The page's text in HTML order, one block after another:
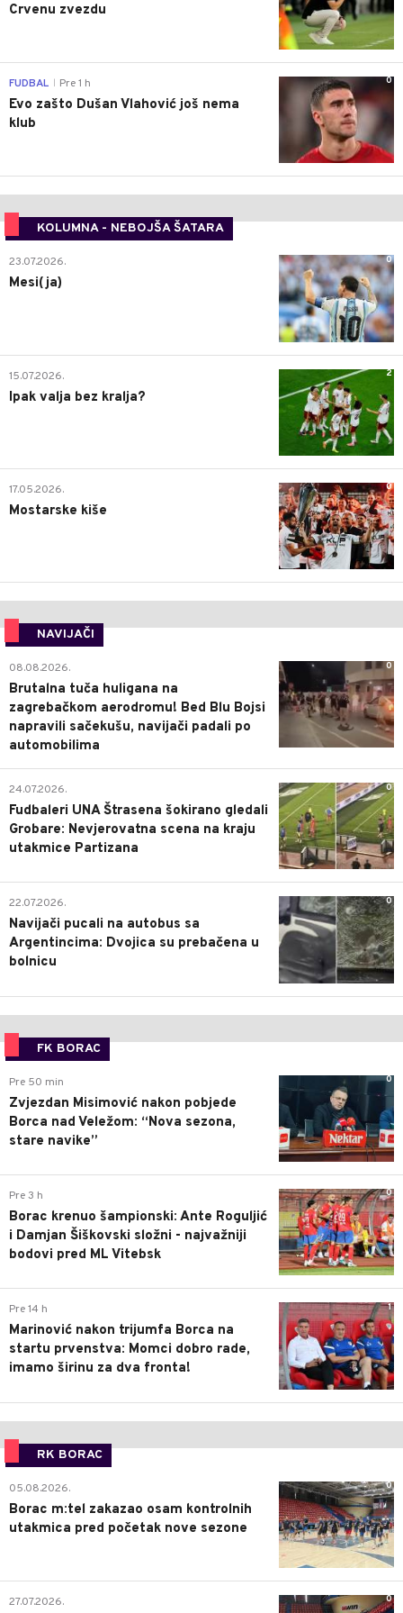
Crvenu zvezdu
0
FUDBAL Pre 1 h
Evo zašto Dušan Vlahović još nema
klub
KOLUMNA - NEBOJŠA ŠATARA
0
23.07.2026.
Mesi(ja)
2
15.07.2026.
Ipak valja bez kralja?
0
17.05.2026.
Mostarske kiše
NAVIJAČI
0
08.08.2026.
Brutalna tuča huligana na
zagrebačkom aerodromu! Bed Blu Bojsi
napravili sačekušu, navijači padali po
automobilima
0
24.07.2026.
Fudbaleri UNA Štrasena šokirano gledali
Grobare: Nevjerovatna scena na kraju
utakmice Partizana
0
22.07.2026.
Navijači pucali na autobus sa
Argentincima: Dvojica su prebačena u
bolnicu
FK BORAC
0
Pre 50 min
Zvjezdan Misimović nakon pobjede
Borca nad Veležom: “Nova sezona,
stare navike”
0
Pre 3 h
Borac krenuo šampionski: Ante Roguljić
i Damjan Šiškovski složni - najvažniji
bodovi pred ML Vitebsk
1
Pre 14 h
Marinović nakon trijumfa Borca na
startu prvenstva: Momci dobro rade,
imamo širinu za dva fronta!
RK BORAC
0
05.08.2026.
Borac m:tel zakazao osam kontrolnih
utakmica pred početak nove sezone
0
27.07.2026.